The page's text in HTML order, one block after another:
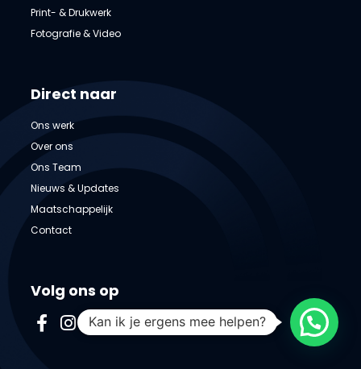
Print- & Drukwerk
Fotografie & Video
Direct naar
Ons werk
Over ons
Ons Team
Nieuws & Updates
Maatschappelijk
Contact
Volg ons op
Kan ik je ergens mee helpen?